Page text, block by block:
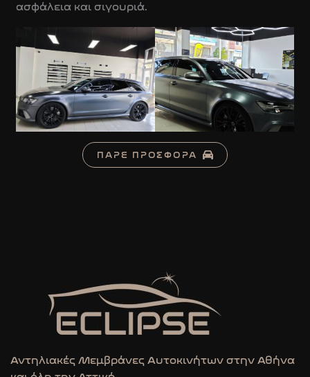
ασφάλεια και σιγουριά.
ΠΑΡΕ ΠΡΟΣΦΟΡΑ
Αντηλιακές Mεμβράνες Αυτοκινήτων στην Αθήνα